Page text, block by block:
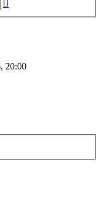
20:00